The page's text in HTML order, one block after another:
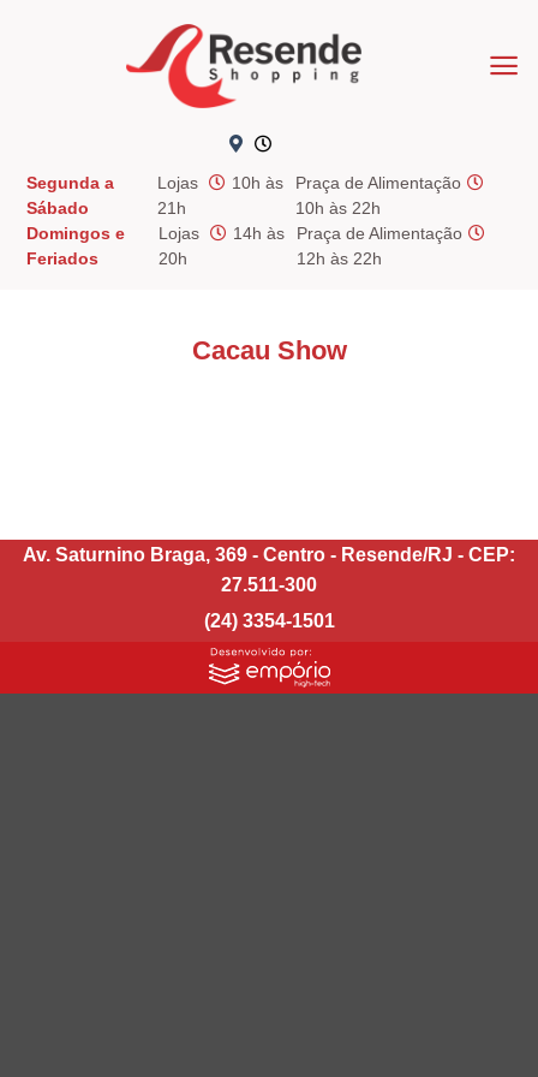
Segunda a
Sábado
Lojas
10h às
21h
Praça de Alimentação
10h às 22h
Domingos e
Feriados
Lojas
14h às
20h
Praça de Alimentação
12h às 22h
Cacau Show
Av. Saturnino Braga, 369 - Centro - Resende/RJ - CEP:
27.511-300
(24) 3354-1501